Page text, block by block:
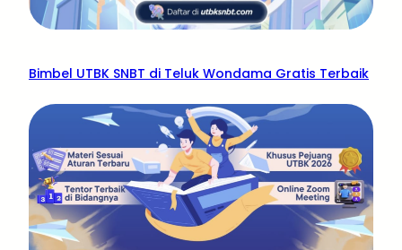
Bimbel UTBK SNBT di Teluk Wondama Gratis Terbaik